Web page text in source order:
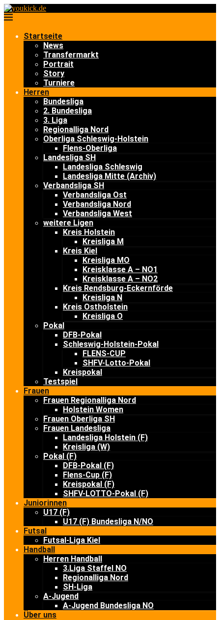
Startseite
News
Transfermarkt
Portrait
Story
Turniere
Herren
Bundesliga
2. Bundesliga
3. Liga
Regionalliga Nord
Oberliga Schleswig-Holstein
Flens-Oberliga
Landesliga SH
Landesliga Schleswig
Landesliga Mitte (Archiv)
Verbandsliga SH
Verbandsliga Ost
Verbandsliga Nord
Verbandsliga West
weitere Ligen
Kreis Holstein
Kreisliga M
Kreis Kiel
Kreisliga MO
Kreisklasse A – NO1
Kreisklasse A – NO2
Kreis Rendsburg-Eckernförde
Kreisliga N
Kreis Ostholstein
Kreisliga O
Pokal
DFB-Pokal
Schleswig-Holstein-Pokal
FLENS-CUP
SHFV-Lotto-Pokal
Kreispokal
Testspiel
Frauen
Frauen Regionalliga Nord
Holstein Women
Frauen Oberliga SH
Frauen Landesliga
Landesliga Holstein (F)
Kreisliga (W)
Pokal (F)
DFB-Pokal (F)
Flens-Cup (F)
Kreispokal (F)
SHFV-LOTTO-Pokal (F)
Juniorinnen
U17 (F)
U17 (F) Bundesliga N/NO
Futsal
Futsal-Liga Kiel
Handball
Herren Handball
3.Liga Staffel NO
Regionalliga Nord
SH-Liga
A-Jugend
A-Jugend Bundesliga NO
Über uns